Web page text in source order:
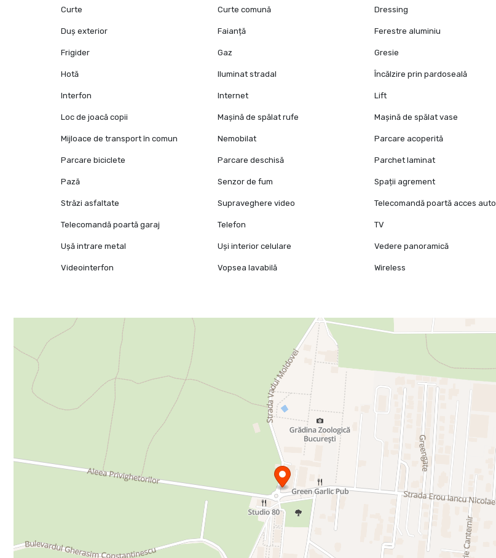
Curte Curte comună Dressing
Duș exterior Faianță Ferestre aluminiu
Frigider Gaz Gresie
Hotă Iluminat stradal Încălzire prin pardoseală
Interfon Internet Lift
Loc de joacă copii Mașină de spălat rufe Mașină de spălat vase
Mijloace de transport în comun Nemobilat Parcare acoperită
Parcare biciclete Parcare deschisă Parchet laminat
Pază Senzor de fum Spații agrement
Străzi asfaltate Supraveghere video Telecomandă poartă acces auto
Telecomandă poartă garaj Telefon TV
Ușă intrare metal Uși interior celulare Vedere panoramică
Videointerfon Vopsea lavabilă Wireless